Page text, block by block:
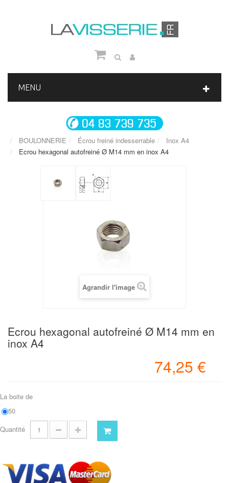
MENU
BOULONNERIE Écrou freiné indesserrable
Inox A4
Ecrou hexagonal autofreiné Ø M14 mm en inox A4
Agrandir l'image
Ecrou hexagonal autofreiné Ø M14 mm en
inox A4
74,25 €
La boite de
50
Quantité